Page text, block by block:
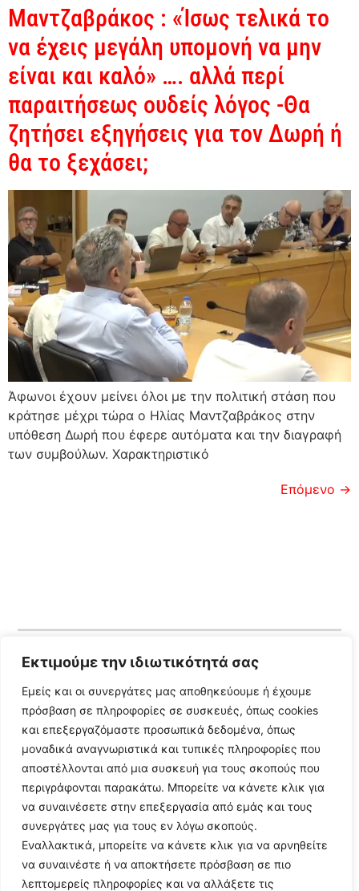
Εκτιμούμε την ιδιωτικότητά σας
Εμείς και οι συνεργάτες μας αποθηκεύουμε ή έχουμε
πρόσβαση σε πληροφορίες σε συσκευές, όπως cookies
και επεξεργαζόμαστε προσωπικά δεδομένα, όπως
μοναδικά αναγνωριστικά και τυπικές πληροφορίες που
αποστέλλονται από μια συσκευή για τους σκοπούς που
περιγράφονται παρακάτω. Μπορείτε να κάνετε κλικ για
να συναινέσετε στην επεξεργασία από εμάς και τους
συνεργάτες μας για τους εν λόγω σκοπούς.
Εναλλακτικά, μπορείτε να κάνετε κλικ για να αρνηθείτε
να συναινέστε ή να αποκτήσετε πρόσβαση σε πιο
λεπτομερείς πληροφορίες και να αλλάξετε τις
Μαντζαβράκος : «Ίσως τελικά το
να έχεις μεγάλη υπομονή να μην
είναι και καλό» …. αλλά περί
παραιτήσεως ουδείς λόγος -Θα
ζητήσει εξηγήσεις για τον Δωρή ή
θα το ξεχάσει;
Άφωνοι έχουν μείνει όλοι με την πολιτική στάση που
κράτησε μέχρι τώρα ο Ηλίας Μαντζαβράκος στην
υπόθεση Δωρή που έφερε αυτόματα και την διαγραφή
των συμβούλων. Χαρακτηριστικό
Επόμενο →
Follow Us
© 2024 All Rights Reserved
argolikianaptiksi.gr
είναι πιστοποιημένη στο
ηλεκτρονικό Μητρώο Ηλεκτρονικού Τύπου της ΓΓ Επικοινωνίας
και Ενημέρωσης (Αριθμός ΜΗΤ242062)